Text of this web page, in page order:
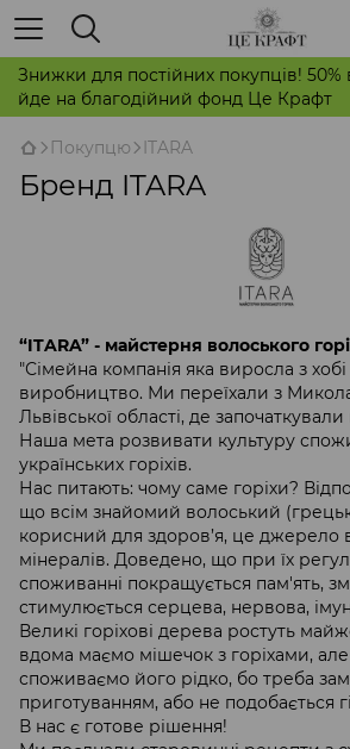
Знижки для постійних покупців! 50%
йде на благодійний фонд Це Крафт
Покупцю ITARA
Бренд ITARA
“ITARA” - майстерня волоського
"Сімейна компанія яка виросла з
виробництво. Ми переїхали з
Львівської області, де
Наша мета розвивати культуру
українських горіхів.
Нас питають: чому саме горіхи?
що всім знайомий волоський
корисний для здоров’я, це джерело
мінералів. Доведено, що при їх
споживанні покращується пам'ять,
стимулюється серцева, нервова,
Великі горіхові дерева ростуть
вдома маємо мішечок з горіхами, але
споживаємо його рідко, бо треба
приготуванням, або не подобається
В нас є готове рішення!